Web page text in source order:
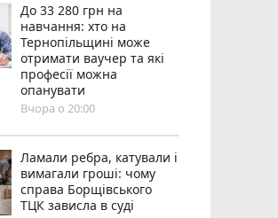
До 33 280 грн на
навчання: хто на
Тернопільщині може
отримати ваучер та які
професії можна
опанувати
Вчора о 20:00
Ламали ребра, катували і
вимагали гроші: чому
справа Борщівського
ТЦК зависла в суді